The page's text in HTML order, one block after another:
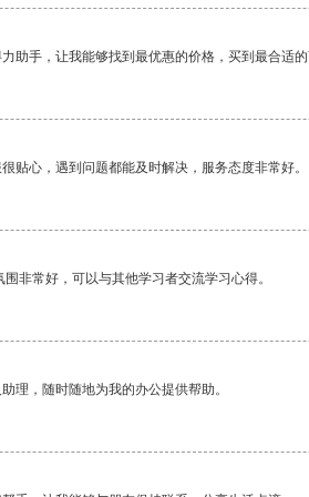
助手，让我能够找到最优惠的价格，买到最合适
贴心，遇到问题都能及时解决，服务态度非常好。
非常好，可以与其他学习者交流学习心得。
理，随时随地为我的办公提供帮助。